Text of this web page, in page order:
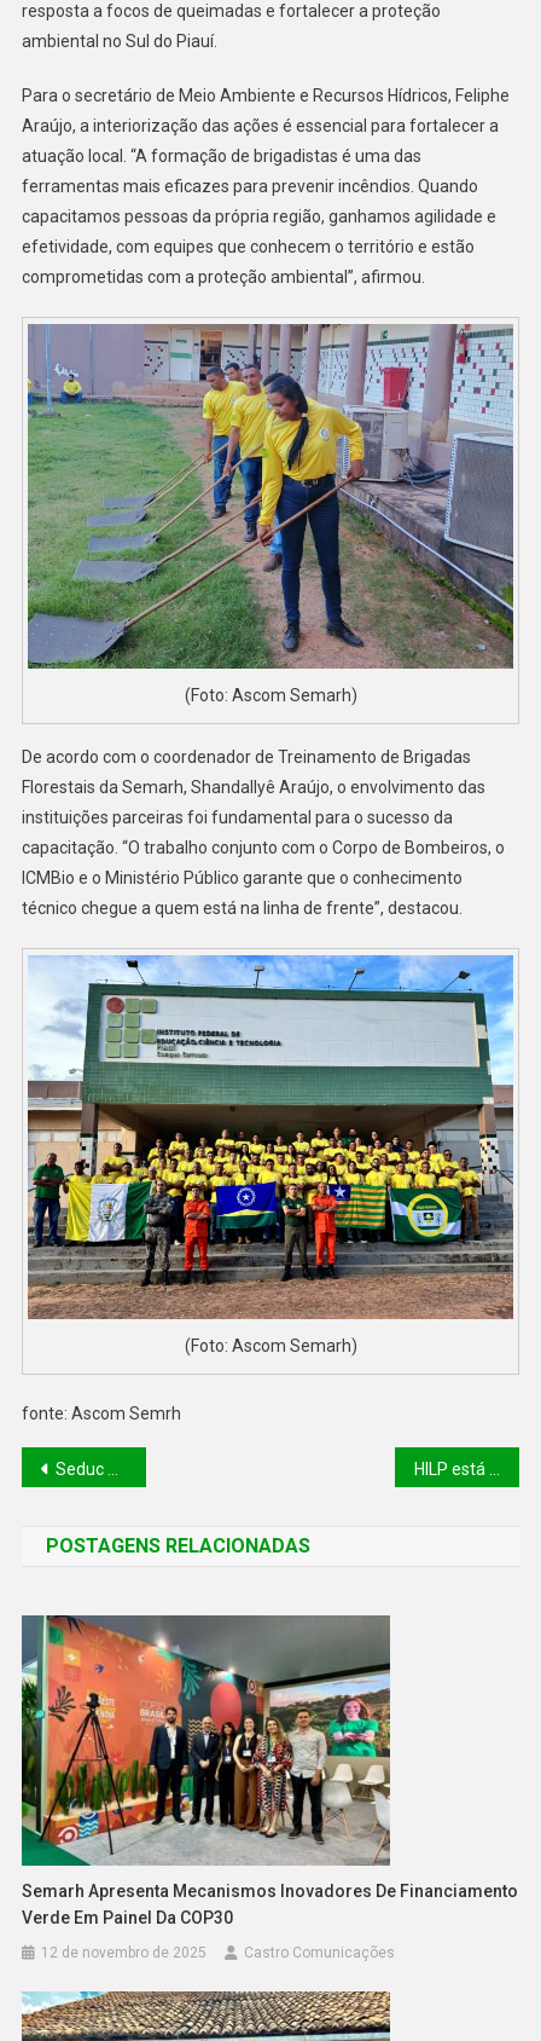
resposta a focos de queimadas e fortalecer a proteção
ambiental no Sul do Piauí.
Para o secretário de Meio Ambiente e Recursos Hídricos, Feliphe
Araújo, a interiorização das ações é essencial para fortalecer a
atuação local. “A formação de brigadistas é uma das
ferramentas mais eficazes para prevenir incêndios. Quando
capacitamos pessoas da própria região, ganhamos agilidade e
efetividade, com equipes que conhecem o território e estão
comprometidas com a proteção ambiental”, afirmou.
(Foto: Ascom Semarh)
De acordo com o coordenador de Treinamento de Brigadas
Florestais da Semarh, Shandallyê Araújo, o envolvimento das
instituições parceiras foi fundamental para o sucesso da
capacitação. “O trabalho conjunto com o Corpo de Bombeiros, o
ICMBio e o Ministério Público garante que o conhecimento
técnico chegue a quem está na linha de frente”, destacou.
(Foto: Ascom Semarh)
fonte: Ascom Semrh
Seduc e Detran abrem inscrições para CNH Social Estudantil com 10 mil vagas gratuitas no Piauí
POSTAGENS RELACIONADAS
Semarh Apresenta Mecanismos Inovadores De Financiamento
Verde Em Painel Da COP30
12 de novembro de 2025 Castro Comunicações